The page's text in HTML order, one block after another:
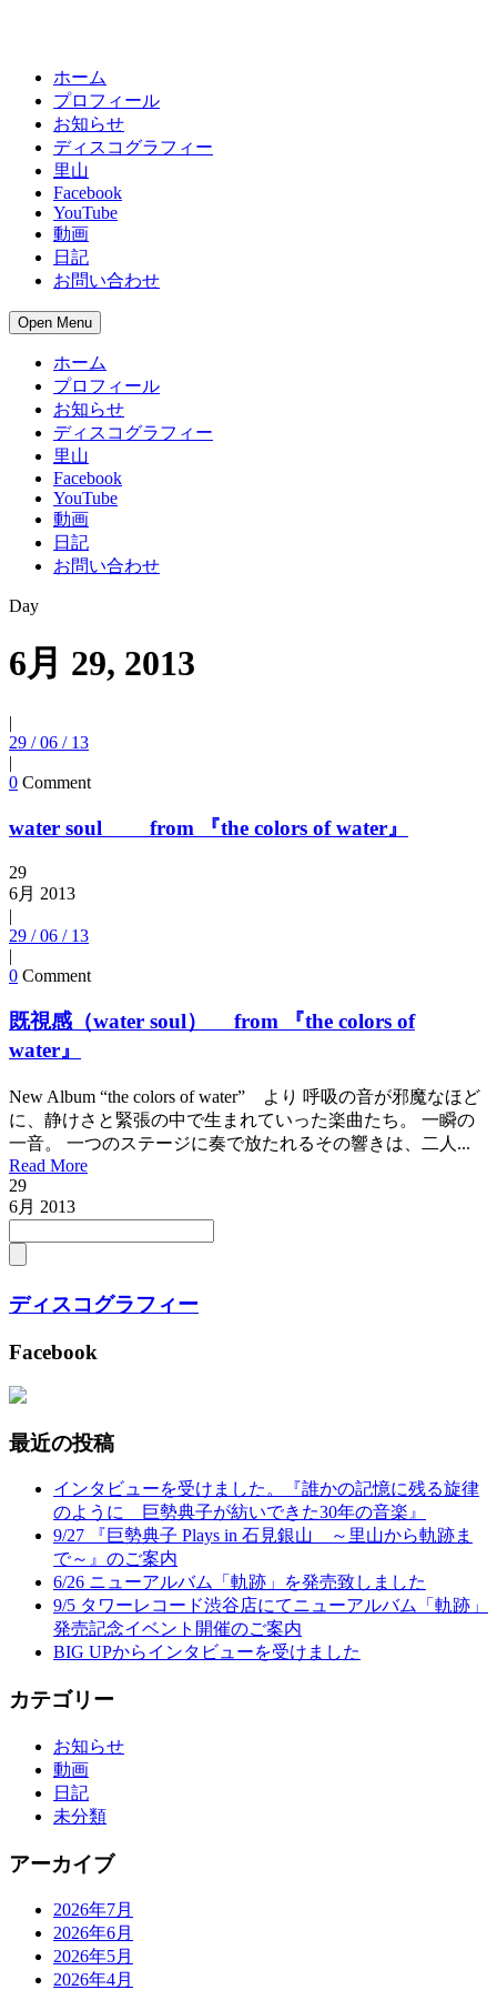
ホーム
プロフィール
お知らせ
ディスコグラフィー
里山
Facebook
YouTube
動画
日記
お問い合わせ
Open Menu
ホーム
プロフィール
お知らせ
ディスコグラフィー
里山
Facebook
YouTube
動画
日記
お問い合わせ
Day
6月 29, 2013
|
29 / 06 / 13
|
0 Comment
water soul from 『the colors of water』
29
6月 2013
|
29 / 06 / 13
|
0 Comment
既視感（water soul） from 『the colors of
water』
New Album “the colors of water” より 呼吸の音が邪魔なほど
に、静けさと緊張の中で生まれていった楽曲たち。 一瞬の
一音。 一つのステージに奏で放たれるその響きは、二人...
Read More
29
6月 2013
ディスコグラフィー
Facebook
最近の投稿
インタビューを受けました。『誰かの記憶に残る旋律
のように 巨勢典子が紡いできた30年の音楽』
9/27 『巨勢典子 Plays in 石見銀山 ～里山から軌跡ま
で～』のご案内
6/26 ニューアルバム「軌跡」を発売致しました
9/5 タワーレコード渋谷店にてニューアルバム「軌跡」
発売記念イベント開催のご案内
BIG UPからインタビューを受けました
カテゴリー
お知らせ
動画
日記
未分類
アーカイブ
2026年7月
2026年6月
2026年5月
2026年4月